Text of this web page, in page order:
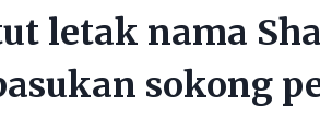
letak nama
sokong